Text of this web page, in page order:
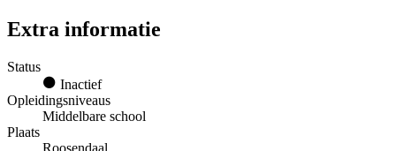
Extra informatie
Status
Inactief
Opleidingsniveaus
Middelbare school
Plaats
Roosendaal